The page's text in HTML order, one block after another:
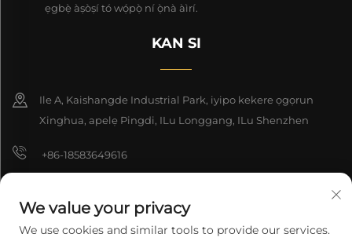
ẹgbẹ̀ àṣòṣí tó wọ́pọ̀ ní ọ̀nà àìrí.
KAN SI
Ile A, Kaishangde Industrial Park, iyipo kekere ọgọrun
Xinghua, apelẹ Pingdi, ILu Longgang, ILu Shenzhen
+86-18583649616
8618165761396
We value your privacy
We use cookies and similar tools to provide our services.